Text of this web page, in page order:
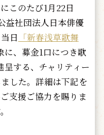
このたび1月22日
益社団法人日本俳優
日 「新春浅草歌舞
に、募金1口につき歌
呈する、チャリティー
した。詳細は下記を
支援ご協力を賜りま